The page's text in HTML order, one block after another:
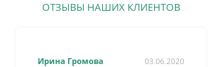
ОТЗЫВЫ НАШИХ КЛИЕНТОВ
Ирина Громова 03.06.2020